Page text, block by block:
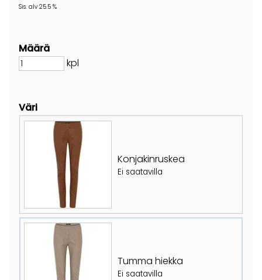
Sis. alv 25.5 %
Määrä
kpl
Väri
Konjakinruskea
Ei saatavilla
Tumma hiekka
Ei saatavilla